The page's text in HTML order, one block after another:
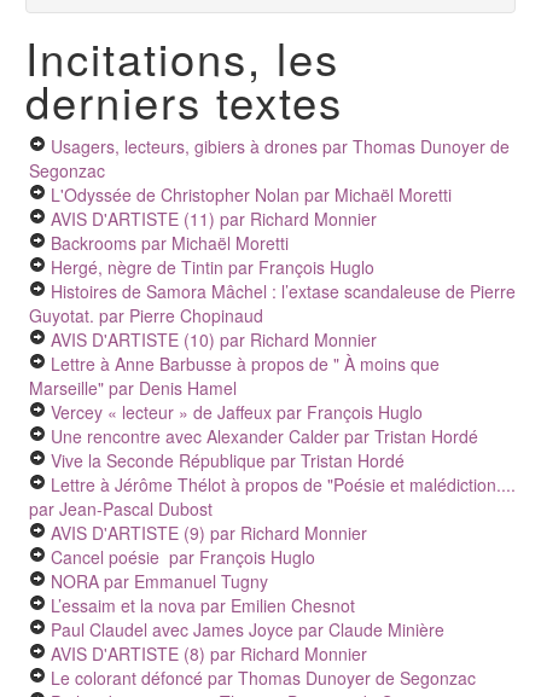
Incitations, les
derniers textes
Usagers, lecteurs, gibiers à drones par Thomas Dunoyer de
Segonzac
L'Odyssée de Christopher Nolan par Michaël Moretti
AVIS D'ARTISTE (11) par Richard Monnier
Backrooms par Michaël Moretti
Hergé, nègre de Tintin par François Huglo
Histoires de Samora Mâchel : l’extase scandaleuse de Pierre
Guyotat. par Pierre Chopinaud
AVIS D'ARTISTE (10) par Richard Monnier
Lettre à Anne Barbusse à propos de " À moins que
Marseille" par Denis Hamel
Vercey « lecteur » de Jaffeux par François Huglo
Une rencontre avec Alexander Calder par Tristan Hordé
Vive la Seconde République par Tristan Hordé
Lettre à Jérôme Thélot à propos de "Poésie et malédiction....
par Jean-Pascal Dubost
AVIS D'ARTISTE (9) par Richard Monnier
Cancel poésie par François Huglo
NORA par Emmanuel Tugny
L’essaim et la nova par Emilien Chesnot
Paul Claudel avec James Joyce par Claude Minière
AVIS D'ARTISTE (8) par Richard Monnier
Le colorant défoncé par Thomas Dunoyer de Segonzac